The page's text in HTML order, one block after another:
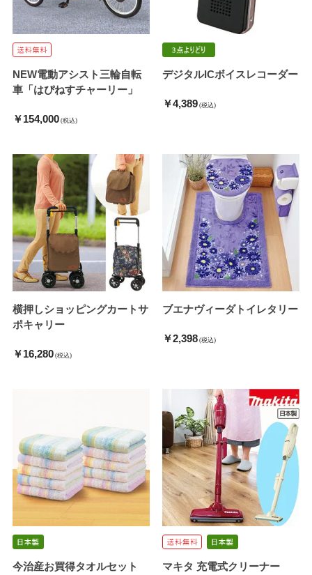
NEW電動アシスト三輪自転
車「はぴねすチャーリー」
￥154,000 (税込)
デジタルICボイスレコーダー
￥4,389 (税込)
横押しショッピングカートサ
ポキャリー
￥16,280 (税込)
ブエナヴィーダトイレタリー
￥2,398 (税込)
今治産お買得タオルセット
マキタ 充電式クリーナー